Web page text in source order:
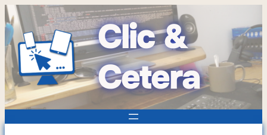
Clic &
Cetera